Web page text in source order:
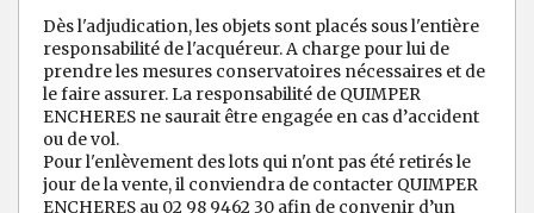
Dès l'adjudication, les objets sont placés sous l'entière
responsabilité de l'acquéreur. A charge pour lui de
prendre les mesures conservatoires nécessaires et de
le faire assurer. La responsabilité de QUIMPER
ENCHERES ne saurait être engagée en cas d’accident
ou de vol.
Pour l'enlèvement des lots qui n'ont pas été retirés le
jour de la vente, il conviendra de contacter QUIMPER
ENCHERES au 02 98 9462 30 afin de convenir d’un